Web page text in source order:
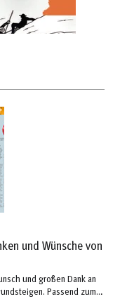
und Wünsche von
und großen Dank an
Passend zum